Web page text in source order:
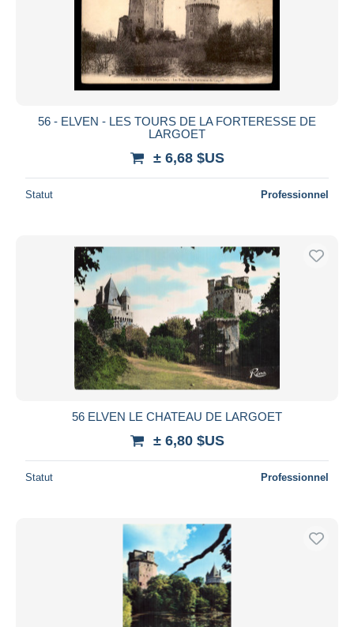
56 - ELVEN - LES TOURS DE LA FORTERESSE DE
LARGOET
± 6,68 $US
Statut Professionnel
56 ELVEN LE CHATEAU DE LARGOET
± 6,80 $US
Statut Professionnel